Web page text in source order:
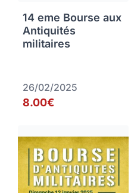
14 eme Bourse aux
Antiquités
militaires
26/02/2025
8.00€